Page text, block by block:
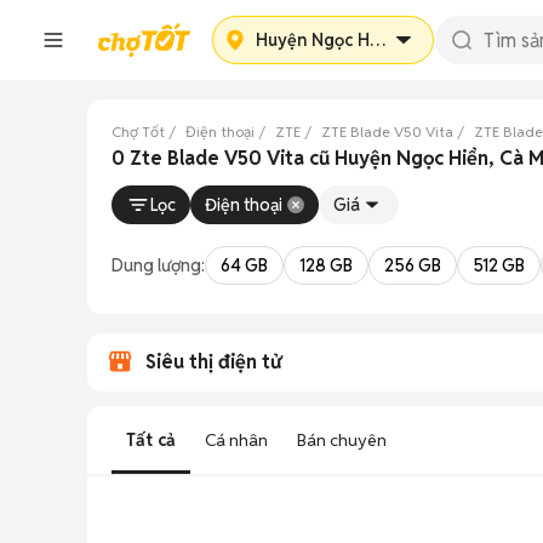
Huyện Ngọc Hiển
Chợ Tốt Điện thoại ZTE ZTE Blade V50 Vita ZTE
0 Zte Blade V50 Vita cũ Huyện Ngọc Hiển, Cà
Lọc Điện thoại Giá
Dung lượng: 64 GB 128 GB 256 GB 512 GB
Siêu thị điện tử
Tất cả Cá nhân Bán chuyên